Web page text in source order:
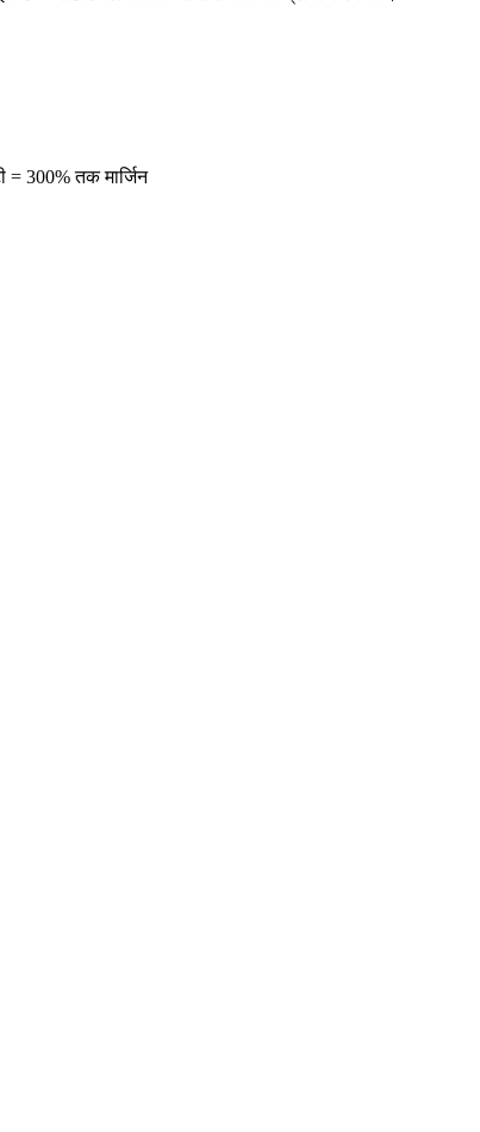
= 300% तक मार्जिन